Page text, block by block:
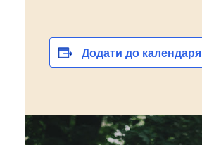
Додати до календаря